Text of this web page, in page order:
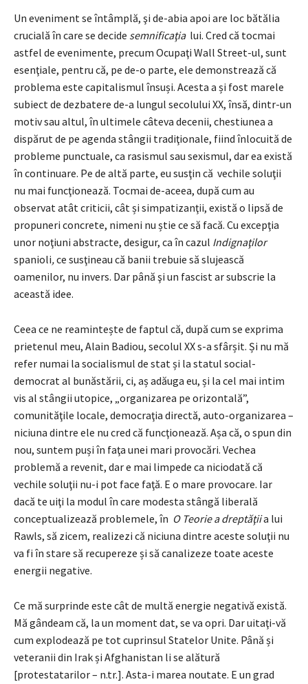
Un eveniment se întâmplă, şi de-abia apoi are loc bătălia
crucială în care se decide semnificaţia lui. Cred că tocmai
astfel de evenimente, precum Ocupaţi Wall Street-ul, sunt
esenţiale, pentru că, pe de-o parte, ele demonstrează că
problema este capitalismul însuși. Acesta a și fost marele
subiect de dezbatere de-a lungul secolului XX, însă, dintr-un
motiv sau altul, în ultimele câteva decenii, chestiunea a
dispărut de pe agenda stângii tradiţionale, fiind înlocuită de
probleme punctuale, ca rasismul sau sexismul, dar ea există
în continuare. Pe de altă parte, eu susţin că vechile soluţii
nu mai funcţionează. Tocmai de-aceea, după cum au
observat atât criticii, cât și simpatizanţii, există o lipsă de
propuneri concrete, nimeni nu știe ce să facă. Cu excepţia
unor noţiuni abstracte, desigur, ca în cazul Indignaţilor
spanioli,ce susţineau că banii trebuie să slujească
oamenilor, nu invers. Dar până şi un fascist ar subscrie la
această idee.
Ceea ce ne reamintește de faptul că, după cum se exprima
prietenul meu, Alain Badiou, secolul XX s-a sfârșit. Și nu mă
refer numai la socialismul de stat și la statul social-
democrat al bunăstării, ci, aș adăuga eu, și la cel mai intim
vis al stângii utopice, „organizarea pe orizontală”,
comunităţile locale, democraţia directă, auto-organizarea –
niciuna dintre ele nu cred că funcţionează. Așa că, o spun din
nou, suntem puși în faţa unei mari provocări. Vechea
problemă a revenit, dar e mai limpede ca niciodată că
vechile soluţii nu-i pot face faţă. E o mare provocare. Iar
dacă te uiţi la modul în care modesta stângă liberală
conceptualizează problemele, în O Teorie a dreptăţiia lui
Rawls, să zicem, realizezi că niciuna dintre aceste soluţii nu
va fi în stare să recupereze și să canalizeze toate aceste
energii negative.
Ce mă surprinde este cât de multă energie negativă există.
Mă gândeam că, la un moment dat, se va opri. Dar uitaţi-vă
cum explodează pe tot cuprinsul Statelor Unite. Până și
veteranii din Irak și Afghanistan li se alătură
[protestatarilor – n.tr.]. Asta-i marea noutate. E un grad